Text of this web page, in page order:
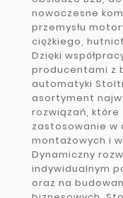
nowoczesne
przemysłu
ciężkiego,
Dzięki
producentami z
automatyki
asortyment
rozwiązań, które
zastosowanie w
montażowych i
Dynamiczny
indywidualnym
oraz na